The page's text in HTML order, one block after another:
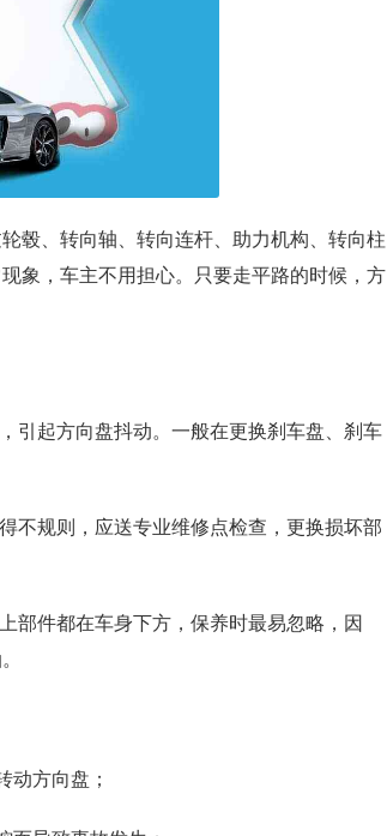
毂、转向轴、转向连杆、助力机构、转向柱
象，车主不用担心。只要走平路的时候，方
引起方向盘抖动。一般在更换刹车盘、刹车
不规则，应送专业维修点检查，更换损坏部
部件都在车身下方，保养时最易忽略，因
动方向盘；